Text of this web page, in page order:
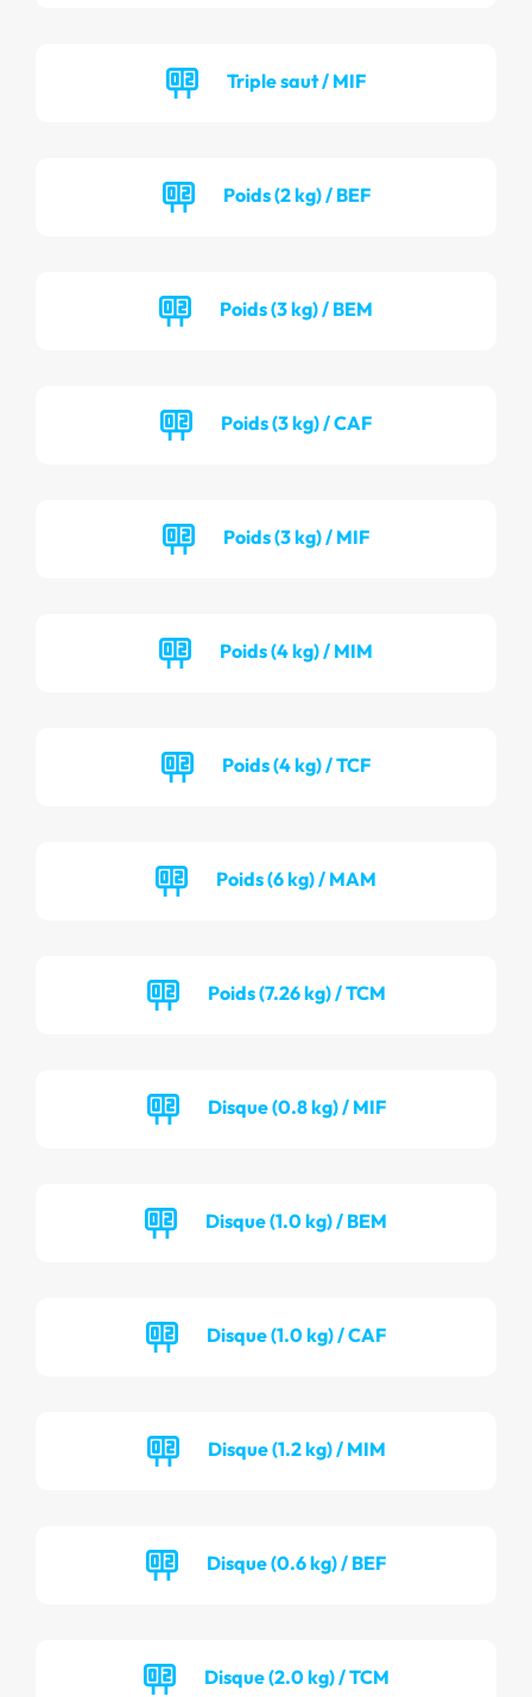
Triple saut / MIF
Poids (2 kg) / BEF
Poids (3 kg) / BEM
Poids (3 kg) / CAF
Poids (3 kg) / MIF
Poids (4 kg) / MIM
Poids (4 kg) / TCF
Poids (6 kg) / MAM
Poids (7.26 kg) / TCM
Disque (0.8 kg) / MIF
Disque (1.0 kg) / BEM
Disque (1.0 kg) / CAF
Disque (1.2 kg) / MIM
Disque (0.6 kg) / BEF
Disque (2.0 kg) / TCM